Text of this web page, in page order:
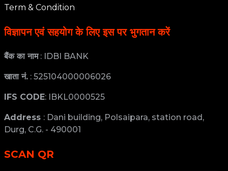
Term & Condition
विज्ञापन एवं सहयोग के लिए इस पर भुगतान करें
बैंक का नाम: IDBI BANK
खाता नं. : 525104000006026
IFS CODE: IBKL0000525
Address : Dani building, Polsaipara, station road,
Durg, C.G. - 490001
SCAN QR